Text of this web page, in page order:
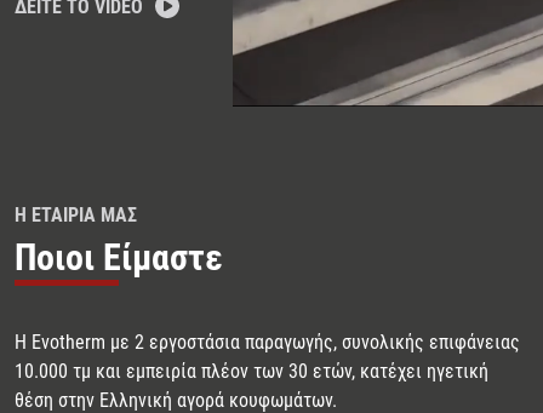
ΔΕΙΤΕ ΤΟ VIDEO
Η ΕΤΑΙΡΙΑ ΜΑΣ
Ποιοι Είμαστε
H Evotherm με 2 εργοστάσια παραγωγής, συνολικής επιφάνειας
10.000 τμ και εμπειρία πλέον των 30 ετών, κατέχει ηγετική
θέση στην Ελληνική αγορά κουφωμάτων.